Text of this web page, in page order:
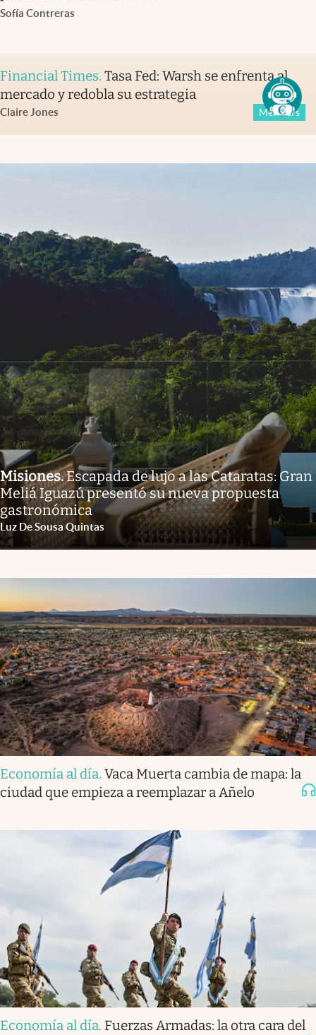
Sofía Contreras
Financial Times. Tasa Fed: Warsh se enfrenta al
mercado y redobla su estrategia
Claire Jones Members
Misiones.Escapada de lujo a las Cataratas: Gran
Meliá Iguazú presentó su nueva propuesta
gastronómica
Luz De Sousa Quintas
Economía al día. Vaca Muerta cambia de mapa: la
ciudad que empieza a reemplazar a Añelo
Economía al día. Fuerzas Armadas: la otra cara del